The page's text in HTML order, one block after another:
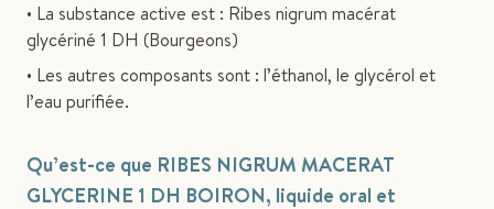
• La substance active est : Ribes nigrum macérat
glycériné 1 DH (Bourgeons)
• Les autres composants sont : l’éthanol, le glycérol et
l’eau purifiée.
Qu’est-ce que RIBES NIGRUM MACERAT
GLYCERINE 1 DH BOIRON, liquide oral et